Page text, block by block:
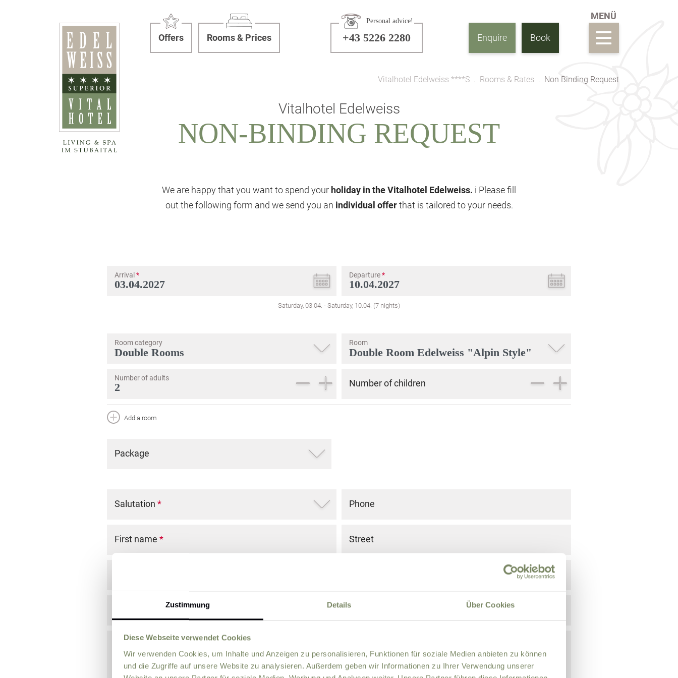
Zustimmung Details Über Cookies
Diese Webseite verwendet Cookies
Wir verwenden Cookies, um Inhalte und Anzeigen zu personalisieren, Funktionen für soziale Medien anbieten zu können
und die Zugriffe auf unsere Website zu analysieren. Außerdem geben wir Informationen zu Ihrer Verwendung unserer
Offers Rooms & Prices
Personal advice!
+43 5226 2280 Enquire Book
Vitalhotel Edelweiss ****S Rooms & Rates Non Binding Request
Vitalhotel Edelweiss
NON-BINDING REQUEST
We are happy that you want to spend your holiday in the Vitalhotel Edelweiss. i Please fill
out the following form and we send you an individual offerthat is tailored to your needs.
Arrival * Departure*
Saturday, 03.04. - Saturday, 10.04. (7 nights)
Room category Room
Number of adults Number of children
Add a room
Package
Salutation *
First name *
Phone
Street
Country
Comment